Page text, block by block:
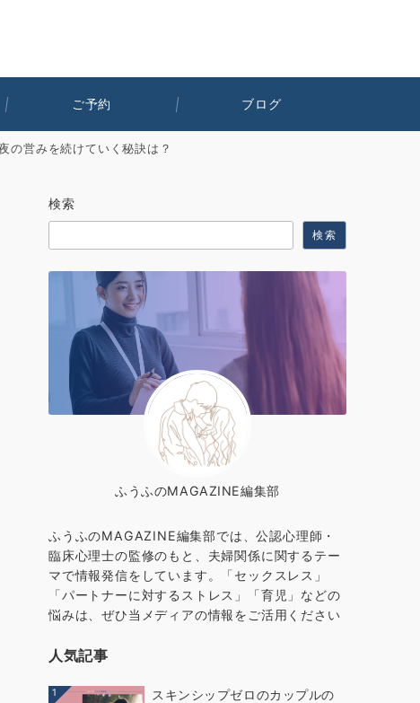
ご予約 ブログ
の営みを続けていく秘訣は？
検索
検索
ふうふのMAGAZINE編集部
ふうふのMAGAZINE編集部では、公認心理師・
臨床心理士の監修のもと、夫婦関係に関するテー
マで情報発信をしています。「セックスレス」
「パートナーに対するストレス」「育児」などの
悩みは、ぜひ当メディアの情報をご活用ください
人気記事
1
スキンシップゼロのカップルの